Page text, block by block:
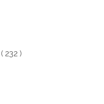
( 232 )